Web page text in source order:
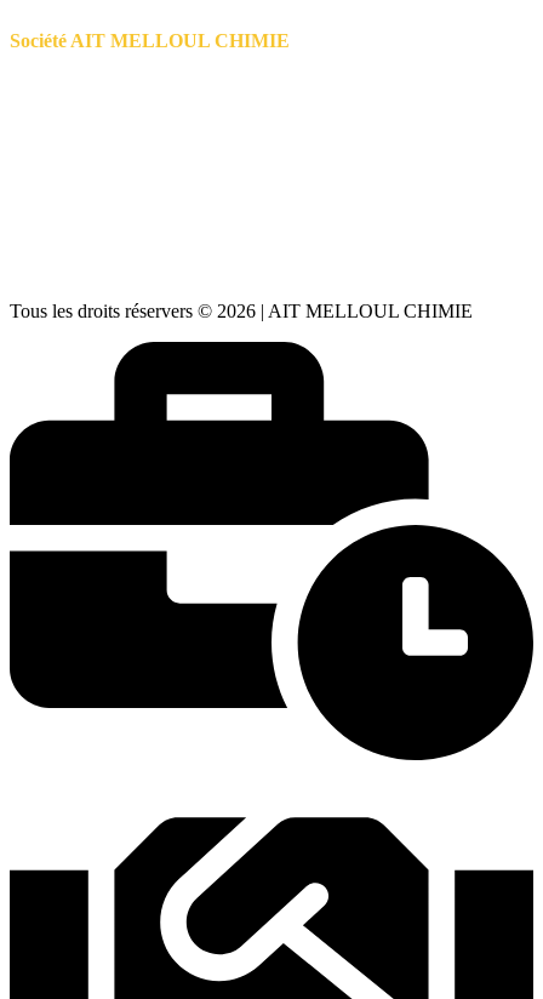
Société AIT MELLOUL CHIMIE
Tous les droits réservers © 2026 | AIT MELLOUL CHIMIE